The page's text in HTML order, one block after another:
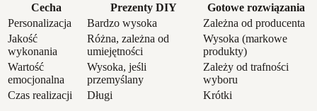
Cecha Prezenty DIY
Gotowe rozwiązania
Personalizacja
Bardzo wysoka
Zależna od producenta
Jakość
wykonania
Różna, zależna od
umiejętności
Wysoka (markowe
produkty)
Wartość
emocjonalna
Wysoka, jeśli
przemyślany
Zależy od trafności
wyboru
Czas realizacji
Długi Krótki